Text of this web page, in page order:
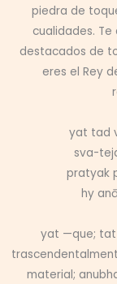
piedra de
cualidades.
destacados de
eres el Rey
yat tad
sva-
pratyak
hy
yat —que; tat
material;